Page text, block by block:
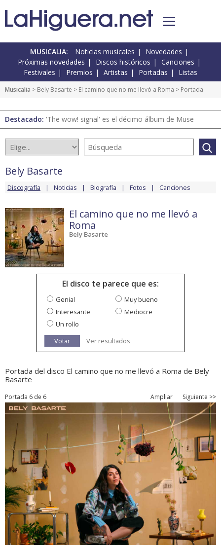
MUSICALIA: Noticias musicales
Novedades
Próximas novedades
Discos históricos
Canciones
Festivales
Premios Artistas Portadas Listas
Musicalia > Bely Basarte > El camino que no me llevó a Roma > Portada
Destacado: 'The wow! signal' es el décimo álbum de Muse
Bely Basarte
Discografía Noticias Biografía Fotos Canciones
El camino que no me llevó a
Roma
Bely Basarte
El disco te parece que es:
Genial
Muy bueno
Interesante
Mediocre
Un rollo
Votar
Ver resultados
Portada del disco El camino que no me llevó a Roma de Bely
Basarte
Portada 6 de 6 Ampliar Siguiente >>